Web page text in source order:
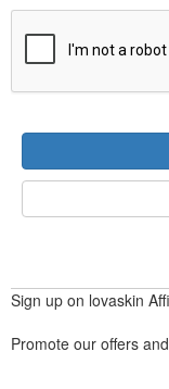
Sign up on lovaskin
Promote our offers